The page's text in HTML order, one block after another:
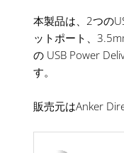
本製品は、2つの
ットポート、
の USB Power
す。
販売元はAnker